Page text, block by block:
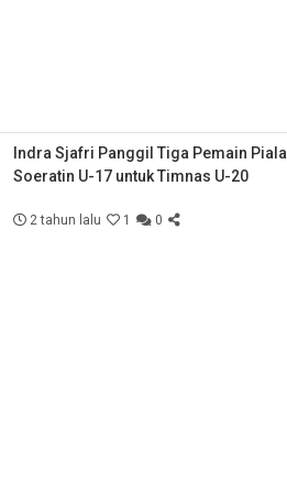
Indra Sjafri Panggil Tiga Pemain Piala
Soeratin U-17 untuk Timnas U-20
2 tahun lalu 1 0